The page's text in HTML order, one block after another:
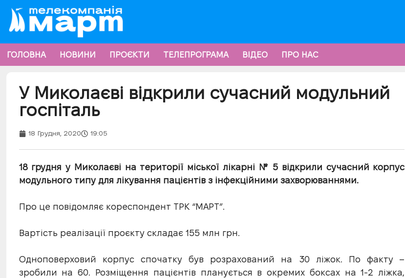
ГОЛОВНА НОВИНИ ПРОЄКТИ ТЕЛЕПРОГРАМА ВІДЕО ПРО НАС
У Миколаєві відкрили сучасний модульний
госпіталь
18 Грудня, 2020 19:05
18 грудня у Миколаєві на території міської лікарні № 5 відкрили сучасний корпус
модульного типу для лікування пацієнтів з інфекційними захворюваннями.
Про це повідомляє кореспондент ТРК “МАРТ”.
Вартість реалізації проєкту складає 155 млн грн.
Одноповерховий корпус спочатку був розрахований на 30 ліжок. По факту –
зробили на 60. Розміщення пацієнтів планується в окремих боксах на 1-2 ліжка,